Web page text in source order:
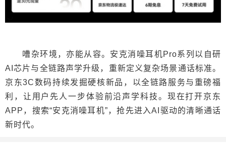
嘈杂环境，亦能从容。安克消噪耳机Pro系列以自研
AI芯片与全链路声学升级，重新定义复杂场景通话标准。
京东3C数码持续发掘硬核新品，以全链路服务与重磅福
利，让用户先人一步体验前沿声学科技。现在打开京东
APP，搜索“安克消噪耳机”，抢先进入AI驱动的清晰通话
新时代。